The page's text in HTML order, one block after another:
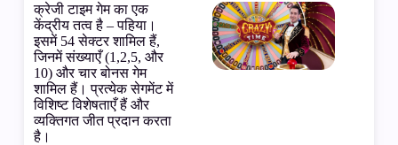
क्रेजी टाइम गेम का एक
केंद्रीय तत्व है – पहिया।
इसमें 54 सेक्टर शामिल हैं,
जिनमें संख्याएँ (1,2,5, और
10) और चार बोनस गेम
शामिल हैं। प्रत्येक सेगमेंट में
विशिष्ट विशेषताएँ हैं और
व्यक्तिगत जीत प्रदान करता
है।